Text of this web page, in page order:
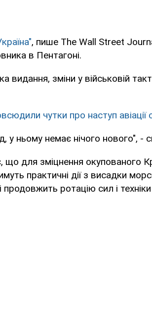
, пише The Wall Street
в Пентагоні.
видання, зміни у військовій
чутки про наступ
ньому немає нічого нового", -
що для зміцнення окупованого
практичні дії з висадки
продовжить ротацію сил і